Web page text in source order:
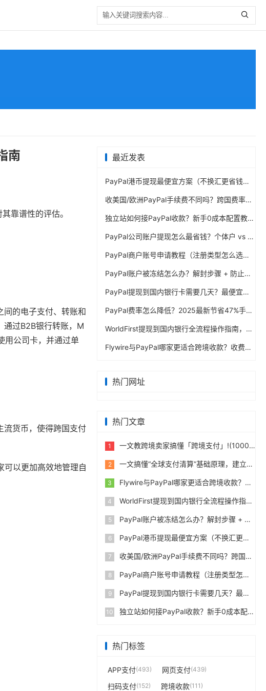
南
靠谱性的评估。
的电子支付、转账和
通过B2B银行转账，M
用公司卡，并通过单
流货币，使得跨国支付
可以更加高效地管理自
最近发表
PayPal港币提现最便宜方案（不换汇更省钱）
收美国/欧洲PayPal手续费不同吗？跨国费率表曝光
独立站如何接PayPal收款？新手0成本配置教程
PayPal公司账户提现怎么最省钱？个体户 vs 公司对比
PayPal商户账号申请教程（注册类型怎么选？避坑指南）
PayPal账户被冻结怎么办？解封步骤 + 防止再次限制指南
PayPal提现到国内银行卡需要几天？最便宜的方法公布
PayPal费率怎么降低？2025最新节省47%手续费方案
WorldFirst提现到国内银行全流程操作指南，卖家必读完整攻略
Flywire与PayPal哪家更适合跨境收款？收费到账体验全面评测
热门网址
热门文章
1 一文教跨境卖家搞懂「跨境支付」!(10000字)
2 一文搞懂“全球支付清算”基础原理，建立跨境支付底层认知
3 Flywire与PayPal哪家更适合跨境收款？收费到账体验全面评测
4 WorldFirst提现到国内银行全流程操作指南，卖家必读完整攻略
5 PayPal账户被冻结怎么办？解封步骤 + 防止再次限制指南
6 PayPal港币提现最便宜方案（不换汇更省钱）
7 收美国/欧洲PayPal手续费不同吗？跨国费率表曝光
8 PayPal商户账号申请教程（注册类型怎么选？避坑指南）
9 PayPal提现到国内银行卡需要几天？最便宜的方法公布
10 独立站如何接PayPal收款？新手0成本配置教程
热门标签
APP支付(493) 网页支付(439)
扫码支付(152) 跨境收款(111)